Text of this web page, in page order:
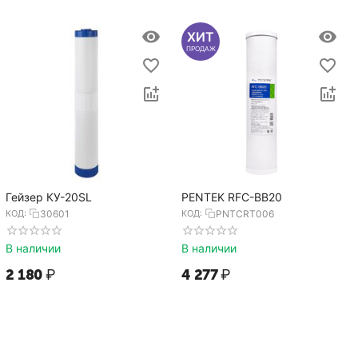
Гейзер КУ-20SL
КОД: 30601
В наличии
2 180₽
ХИТ
ПРОДАЖ
PENTEK RFC-BB20
КОД: PNTCRT006
В наличии
4 277₽